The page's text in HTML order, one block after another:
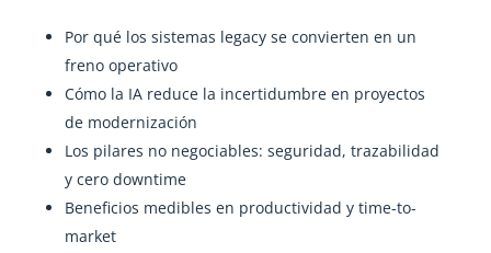
Por qué los sistemas legacy se convierten en un
freno operativo
Cómo la IA reduce la incertidumbre en proyectos
de modernización
Los pilares no negociables: seguridad, trazabilidad
y cero downtime
Beneficios medibles en productividad y time-to-
market